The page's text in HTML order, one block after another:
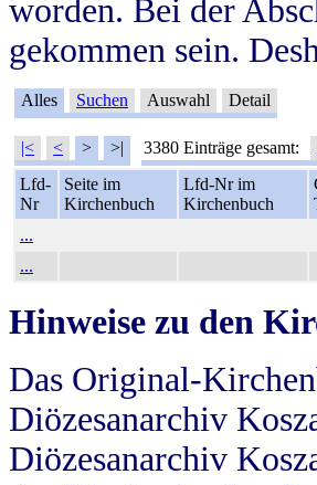
worden. Bei der
gekommen sein.
Alles Suchen Auswahl Detail
|< < > >| 3380 Einträge gesamt:
Lfd-
Nr
Seite im
Kirchenbuch
Lfd-Nr im
Kirchenbuch
...
...
Hinweise zu den
Das Original-
Diözesanarchiv
Diözesanarchiv